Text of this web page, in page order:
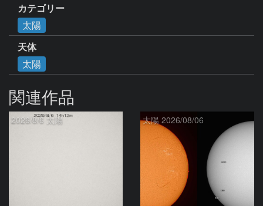
カテゴリー
太陽
天体
太陽
関連作品
2026/8/6 太陽 太陽 2026/08/06